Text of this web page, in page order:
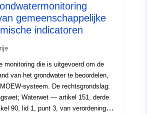
gemeenschappelijke
indicatoren
monitoring die is uitgevoerd om de
van het grondwater te beoordelen,
systeem. De rechtsgrondslag:
Waterwet — artikel 151, derde
90, lid 1, punt 3, van verordening